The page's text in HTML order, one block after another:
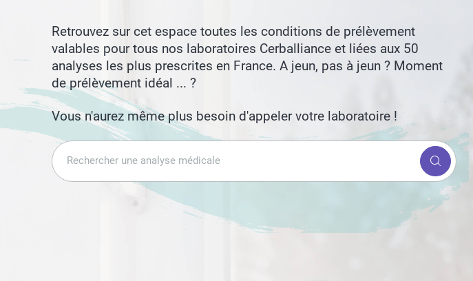
Retrouvez sur cet espace toutes les conditions de prélèvement
valables pour tous nos laboratoires Cerballiance et liées aux 50
analyses les plus prescrites en France. A jeun, pas à jeun ? Moment
de prélèvement idéal ... ?
Vous n'aurez même plus besoin d'appeler votre laboratoire !